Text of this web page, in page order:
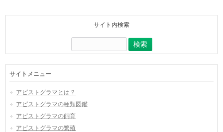
サイト内検索
索:
サイトメニュー
アピストグラマとは？
アピストグラマの種類図鑑
アピストグラマの飼育
アピストグラマの繁殖